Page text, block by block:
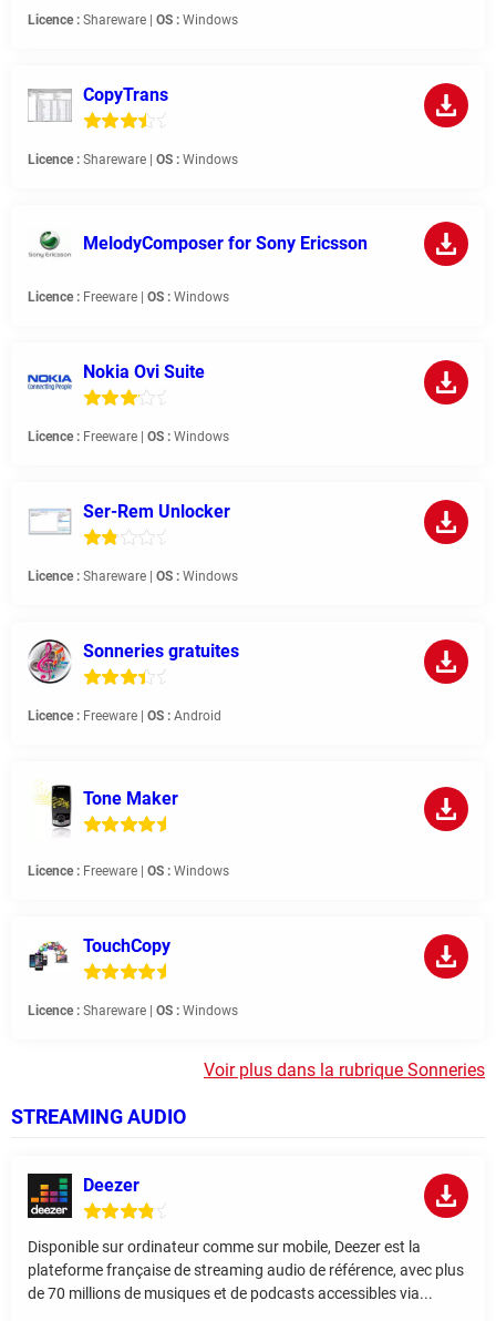
Licence : Shareware | OS : Windows
CopyTrans
Licence : Shareware | OS : Windows
MelodyComposer for Sony Ericsson
Licence : Freeware | OS : Windows
Nokia Ovi Suite
Licence : Freeware | OS : Windows
Ser-Rem Unlocker
Licence : Shareware | OS : Windows
Sonneries gratuites
Licence : Freeware | OS : Android
Tone Maker
Licence : Freeware | OS : Windows
TouchCopy
Licence : Shareware | OS : Windows
Voir plus dans la rubrique Sonneries
STREAMING AUDIO
Deezer
Disponible sur ordinateur comme sur mobile, Deezer est la
plateforme française de streaming audio de référence, avec plus
de 70 millions de musiques et de podcasts accessibles via...